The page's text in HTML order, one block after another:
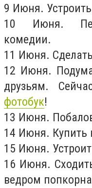
9 Июня.
10 Июня.
комедии.
11 Июня.
12 Июня.
друзьям.
фотобук!
13 Июня.
14 Июня. Купить
15 Июня.
16 Июня.
ведром